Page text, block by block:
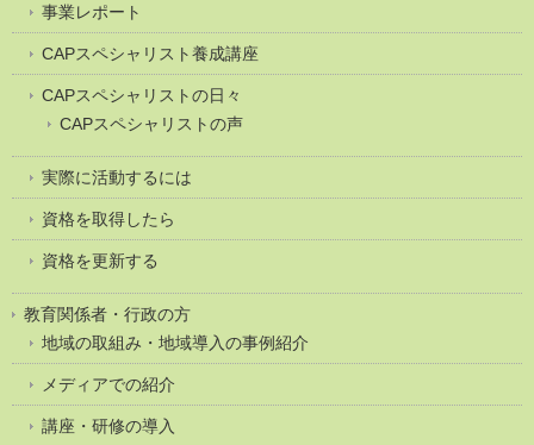
事業レポート
CAPスペシャリスト養成講座
CAPスペシャリストの日々
CAPスペシャリストの声
実際に活動するには
資格を取得したら
資格を更新する
教育関係者・行政の方
地域の取組み・地域導入の事例紹介
メディアでの紹介
講座・研修の導入